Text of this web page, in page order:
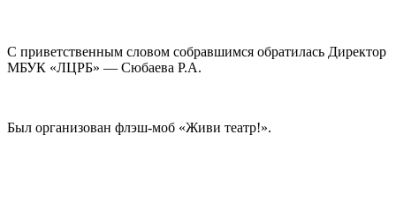
С приветственным словом собравшимся обратилась Директор
МБУК «ЛЦРБ» — Сюбаева Р.А.
Был организован флэш-моб «Живи театр!».